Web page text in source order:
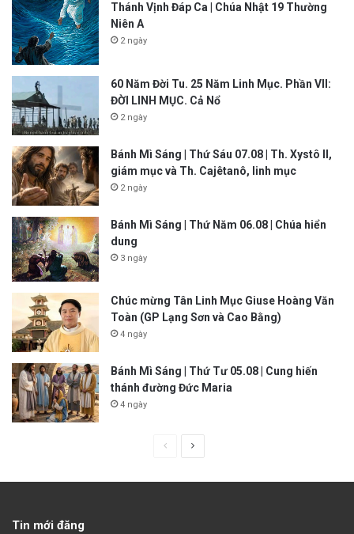
Thánh Vịnh Đáp Ca | Chúa Nhật 19 Thường
Niên A
2 ngày
60 Năm Đời Tu. 25 Năm Linh Mục. Phần VII:
ĐỜI LINH MỤC. Cả Nổ
2 ngày
Bánh Mì Sáng | Thứ Sáu 07.08 | Th. Xystô II,
giám mục và Th. Cajêtanô, linh mục
2 ngày
Bánh Mì Sáng | Thứ Năm 06.08 | Chúa hiển
dung
3 ngày
Chúc mừng Tân Linh Mục Giuse Hoàng Văn
Toàn (GP Lạng Sơn và Cao Bằng)
4 ngày
Bánh Mì Sáng | Thứ Tư 05.08 | Cung hiến
thánh đường Đức Maria
4 ngày
Tin mới đăng